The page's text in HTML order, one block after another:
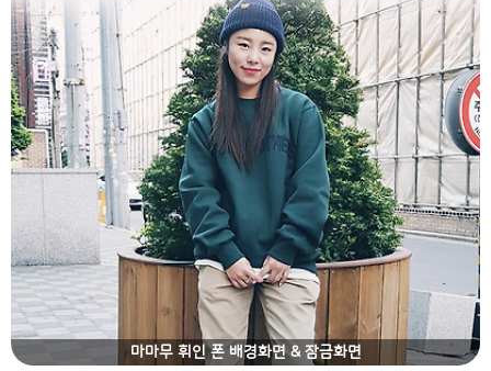
마마무 휘인 폰 배경화면 & 잠금화면